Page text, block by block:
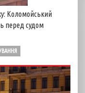
Коломойський
перед судом